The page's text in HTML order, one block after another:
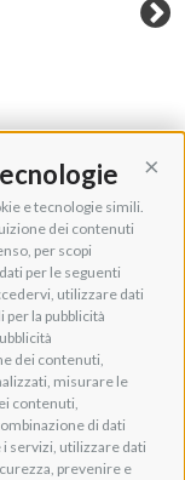
e tecnologie simili.
dei contenuti
per scopi
per le seguenti
utilizzare dati
la pubblicità
dei contenuti,
misurare le
contenuti,
di dati
servizi, utilizzare dati
prevenire e